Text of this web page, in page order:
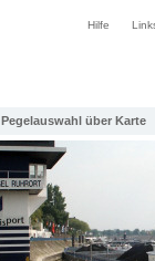
Hilfe
Pegelauswahl über Karte